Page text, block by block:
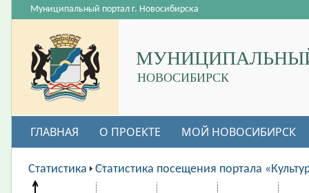
НОВОСИБИРСК
Муниципальный портал г. Новосибирска
ГЛАВНАЯ О ПРОЕКТЕ МОЙ НОВОСИБИРСК
ВАКАНСИИ
Статистика Статистика посещения портала